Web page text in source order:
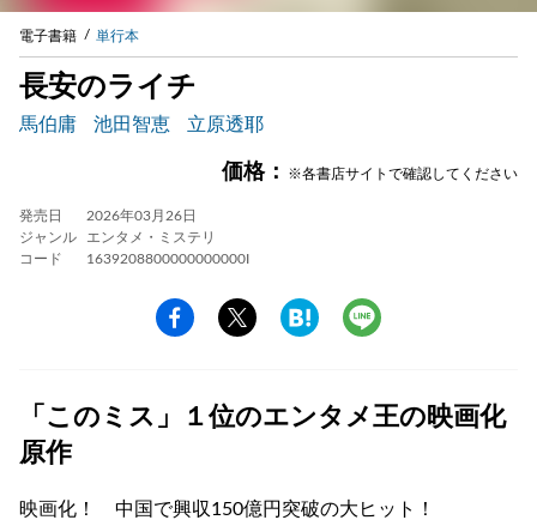
電子書籍 単行本
長安のライチ
馬伯庸 池田智恵 立原透耶
価格： ※各書店サイトで確認してください
発売日
2026年03月26日
ジャンル
エンタメ・ミステリ
コード
1639208800000000000I
「このミス」１位のエンタメ王の映画化
原作
映画化！ 中国で興収150億円突破の大ヒット！